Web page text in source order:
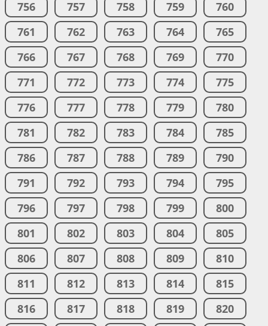
756 757 758 759
760
761
762 763 764
765
766
767 768 769
770
771
772 773 774
775
776
777 778 779
780
781
782 783 784
785
786
787 788 789
790
791
792 793 794
795
796
797 798 799
800
801
802 803 804
805
806
807 808 809
810
811
812 813 814
815
816
817 818 819
820